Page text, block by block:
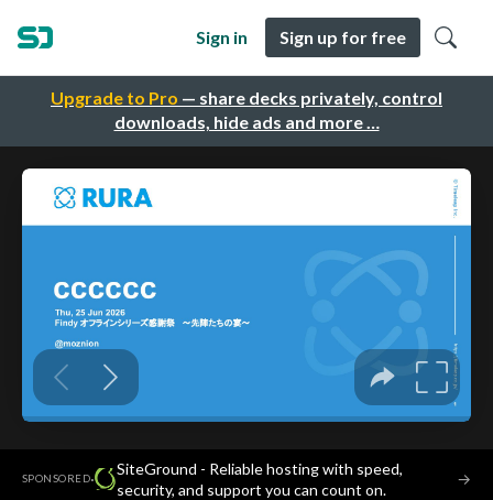
Upgrade to Pro — share decks privately, control
downloads, hide ads and more …
Sign in Sign up for free
SPONSORED·
SiteGround - Reliable hosting with speed,
security, and support you can count on.
→